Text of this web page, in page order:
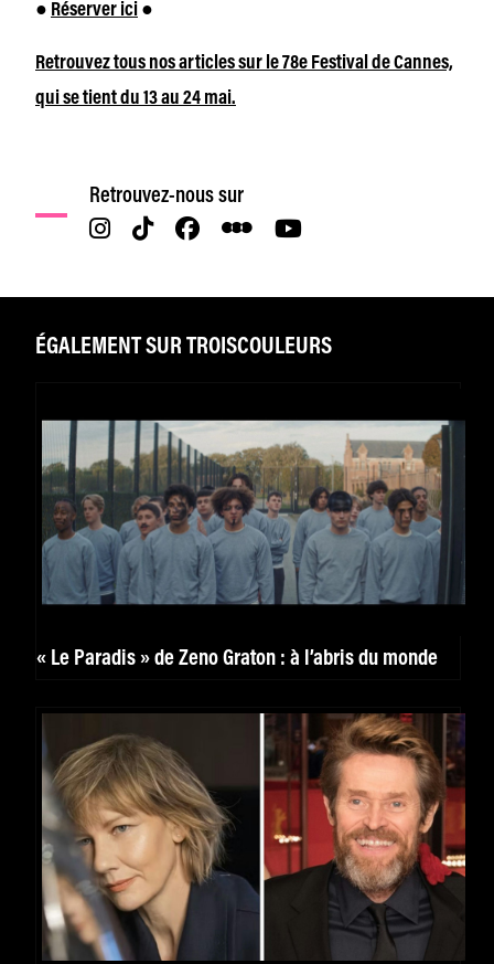
● Réserver ici ●
Retrouvez tous nos articles sur le 78e Festival de Cannes,
qui se tient du 13 au 24 mai.
Retrouvez-nous sur
ÉGALEMENT SUR TROISCOULEURS
« Le Paradis » de Zeno Graton : à l’abris du monde